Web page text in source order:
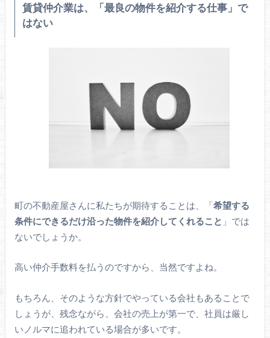
賃貸仲介業は、「最良の物件を紹介する仕事」で
はない
町の不動産屋さんに私たちが期待することは、「希望する
条件にできるだけ沿った物件を紹介してくれること 」では
ないでしょうか。
高い仲介手数料を払うのですから、当然ですよね。
もちろん、そのような方針でやっている会社もあることで
しょうが、残念ながら、会社の売上が第一で、社員は厳し
いノルマに追われている場合が多いです。